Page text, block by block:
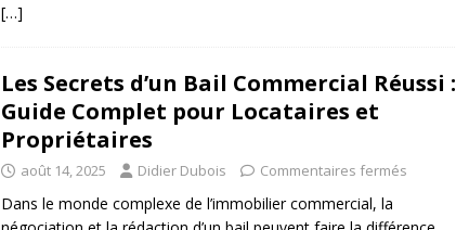
[…]
Les Secrets d’un Bail Commercial Réussi :
Guide Complet pour Locataires et
Propriétaires
août 14, 2025 Didier Dubois Commentaires fermés
Dans le monde complexe de l’immobilier commercial, la